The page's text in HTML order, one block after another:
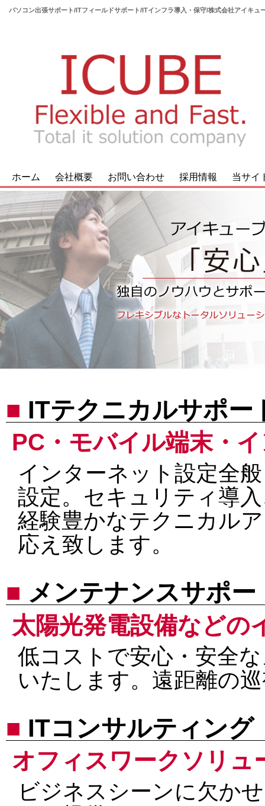
パソコン出張サポート/ITフィールドサポート/ITインフラ導入・保守/株式会社アイキュ
ホーム 会社概要 お問い合わせ 採用情報 当サイ
■ ITテクニカルサポー
PC・モバイル端末・
インターネット設定全
設定。セキュリティ導
経験豊かなテクニカル
応え致します。
■ メンテナンスサポー
太陽光発電設備などの
低コストで安心・安全
いたします。遠距離の
■ ITコンサルティング
オフィスワークソリュ
ビジネスシーンに欠か